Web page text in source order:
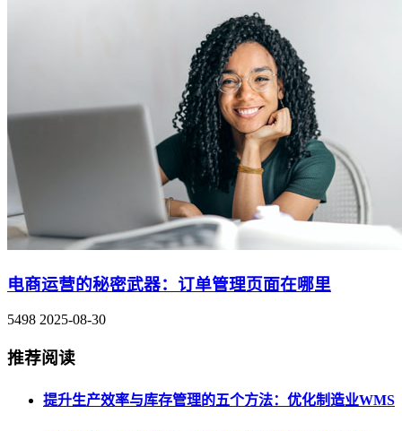
电商运营的秘密武器：订单管理页面在哪里
5498 2025-08-30
推荐阅读
提升生产效率与库存管理的五个方法：优化制造业WMS